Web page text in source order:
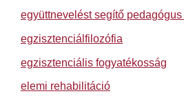
együttnevelést segítő
egzisztenciálfilozófia
egzisztenciális fogyatékosság
elemi rehabilitáció